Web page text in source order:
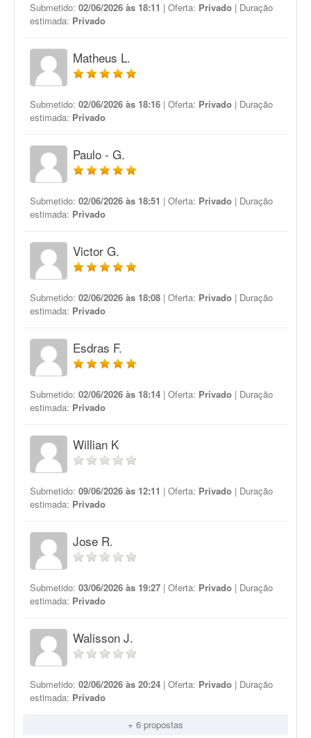
Submetido: 02/06/2026 às 18:11 | Oferta: Privado | Duração
estimada: Privado
Matheus L.
Submetido: 02/06/2026 às 18:16 | Oferta: Privado | Duração
estimada: Privado
Paulo - G.
Submetido: 02/06/2026 às 18:51 | Oferta: Privado | Duração
estimada: Privado
Victor G.
Submetido: 02/06/2026 às 18:08 | Oferta: Privado | Duração
estimada: Privado
Esdras F.
Submetido: 02/06/2026 às 18:14 | Oferta: Privado | Duração
estimada: Privado
Willian K
Submetido: 09/06/2026 às 12:11 | Oferta: Privado | Duração
estimada: Privado
Jose R.
Submetido: 03/06/2026 às 19:27 | Oferta: Privado | Duração
estimada: Privado
Walisson J.
Submetido: 02/06/2026 às 20:24 | Oferta: Privado | Duração
estimada: Privado
+ 6 propostas